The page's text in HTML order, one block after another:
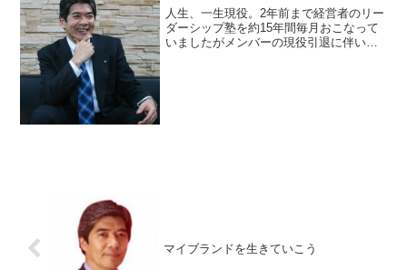
人生、一生現役。2年前まで経営者のリー
ダーシップ塾を約15年間毎月おこなって
いましたがメンバーの現役引退に伴いク
マイブランドを生きていこう